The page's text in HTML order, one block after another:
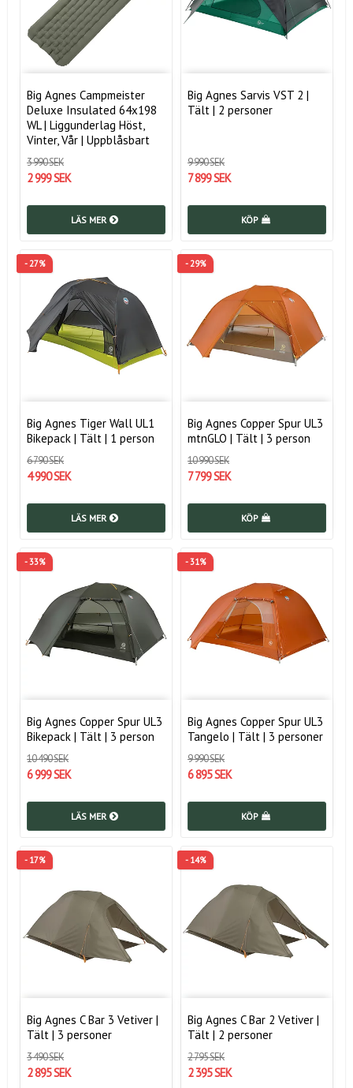
Big Agnes Campmeister
Deluxe Insulated 64x198
WL | Liggunderlag Höst,
Vinter, Vår | Uppblåsbart
3 990 SEK
2 999 SEK
LÄS MER
Big Agnes Sarvis VST 2 |
Tält | 2 personer
9 990 SEK
7 899 SEK
KÖP
- 27%
Big Agnes Tiger Wall UL1
Bikepack | Tält | 1 person
6 790 SEK
4 990 SEK
LÄS MER
- 29%
Big Agnes Copper Spur UL3
mtnGLO | Tält | 3 person
10 990 SEK
7 799 SEK
KÖP
- 33%
Big Agnes Copper Spur UL3
Bikepack | Tält | 3 person
10 490 SEK
6 999 SEK
LÄS MER
- 31%
Big Agnes Copper Spur UL3
Tangelo | Tält | 3 personer
9 990 SEK
6 895 SEK
KÖP
- 17%
Big Agnes C Bar 3 Vetiver |
Tält | 3 personer
3 490 SEK
2 895 SEK
- 14%
Big Agnes C Bar 2 Vetiver |
Tält | 2 personer
2 795 SEK
2 395 SEK